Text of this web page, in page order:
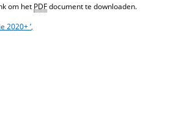
om het PDFdocument te downloaden.
2020+ ’,